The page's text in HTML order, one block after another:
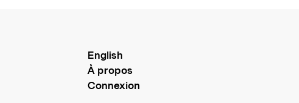
English
À propos
Connexion